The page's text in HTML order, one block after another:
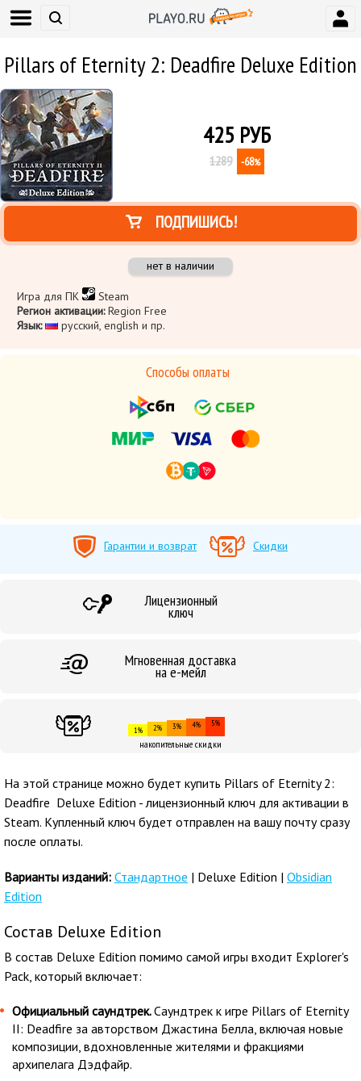
Pillars of Eternity 2: Deadfire Deluxe Edition
425 РУБ
1289 -68%
ПОДПИШИСЬ!
нет в наличии
Игра для ПК
Steam
Регион активации:Region Free
Язык:
​ русский, english и пр.
Способы оплаты
Гарантии и возврат Скидки
Лицензионный
ключ
Мгновенная доставка
на е-мейл
1% 2% 3% 4% 5%
накопительные скидки
На этой странице можно будет купить Pillars of Eternity 2:
Deadfire Deluxe Edition - лицензионный ключ для активации в
Steam. Купленный ключ будет отправлен на вашу почту сразу
после оплаты.
Варианты изданий: Стандартное | Deluxe Edition | Obsidian
Edition
Состав Deluxe Edition
В состав Deluxe Edition помимо самой игры входит Explorer's
Pack, который включает:
Официальный саундтрек.Саундтрек к игре Pillars of Eternity
II: Deadfire за авторством Джастина Белла, включая новые
композиции, вдохновленные жителями и фракциями
архипелага Дэдфайр.